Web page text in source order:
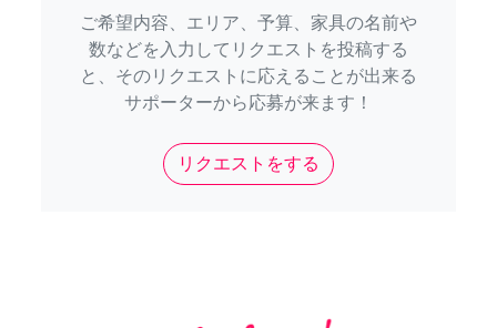
ご希望内容、エリア、予算、家具の名前や
数などを入力してリクエストを投稿する
と、そのリクエストに応えることが出来る
サポーターから応募が来ます！
リクエストをする